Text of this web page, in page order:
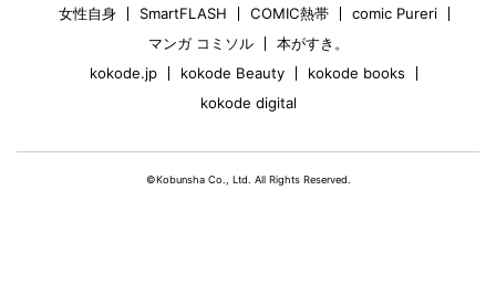
女性自身
SmartFLASH COMIC熱帯
comic Pureri
マンガ コミソル
本がすき。
kokode.jp
kokode Beauty
kokode books
kokode digital
©Kobunsha Co., Ltd. All Rights Reserved.